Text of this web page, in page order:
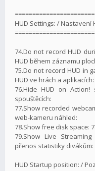
HUD Settings: / Nastavení
74.Do not record HUD
HUD během záznamu
75.Do not record HUD in
HUD ve hrách a aplikacích:
76.Hide HUD on Action!
spouštěcích:
77.Show recorded
web-kameru náhled:
78.Show free disk space:
79.Show Live
přenos statistiky divákům:
HUD Startup position: /